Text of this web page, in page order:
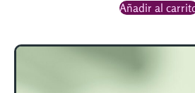
Añadir al